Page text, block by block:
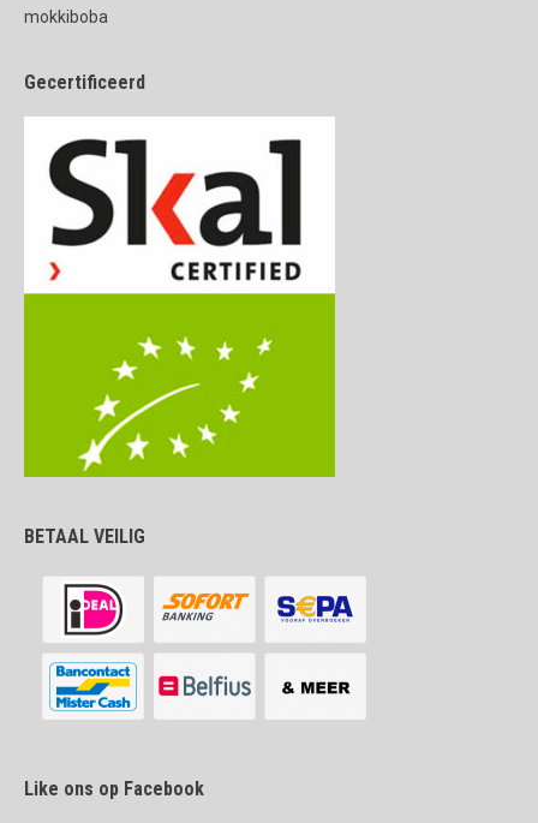
mokkiboba
Gecertificeerd
BETAAL VEILIG
Like ons op Facebook